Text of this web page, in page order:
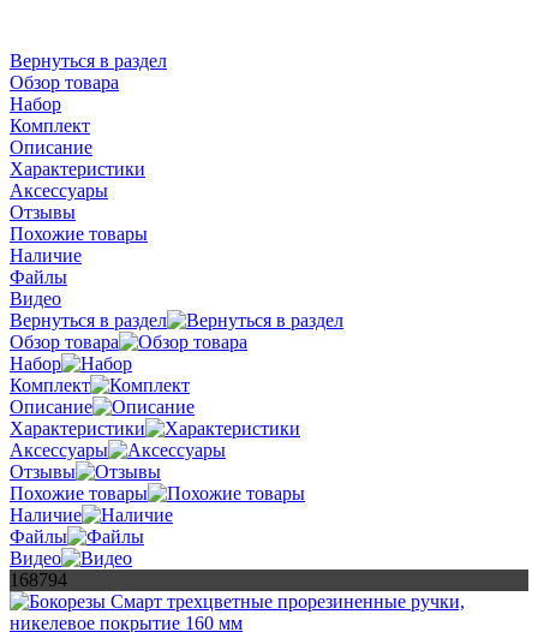
Вернуться в раздел
Обзор товара
Набор
Комплект
Описание
Характеристики
Аксессуары
Отзывы
Похожие товары
Наличие
Файлы
Видео
Вернуться в раздел
Обзор товара
Набор
Комплект
Описание
Характеристики
Аксессуары
Отзывы
Похожие товары
Наличие
Файлы
Видео
168794